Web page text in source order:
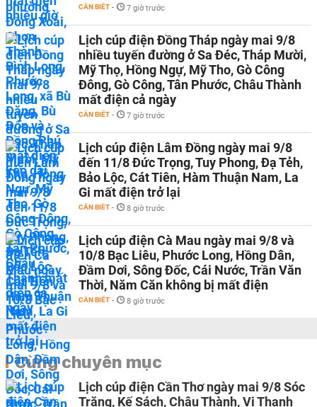
CẦN BIẾT - 7 giờ trước
Lịch cúp điện Đồng Tháp ngày mai 9/8
nhiều tuyến đường ở Sa Đéc, Tháp Mười,
Mỹ Thọ, Hồng Ngự, Mỹ Tho, Gò Công
Đông, Gò Công, Tân Phước, Châu Thành
mất điện cả ngày
CẦN BIẾT - 7 giờ trước
Lịch cúp điện Lâm Đồng ngày mai 9/8
đến 11/8 Đức Trọng, Tuy Phong, Đạ Tẻh,
Bảo Lộc, Cát Tiên, Hàm Thuận Nam, La
Gi mất điện trở lại
CẦN BIẾT - 8 giờ trước
Lịch cúp điện Cà Mau ngày mai 9/8 và
10/8 Bạc Liêu, Phước Long, Hồng Dân,
Đầm Dơi, Sông Đốc, Cái Nước, Trần Văn
Thời, Năm Căn không bị mất điện
CẦN BIẾT - 8 giờ trước
Cùng chuyên mục
Lịch cúp điện Cần Thơ ngày mai 9/8 Sóc
Trăng, Kế Sách, Châu Thành, Vị Thanh